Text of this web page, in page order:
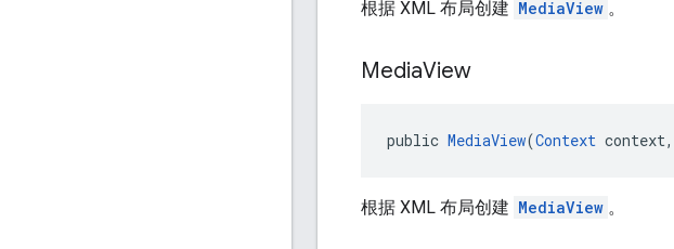
根据 XML 布局创建 MediaView 。
MediaView
public MediaView(Context context,
根据 XML 布局创建 MediaView 。